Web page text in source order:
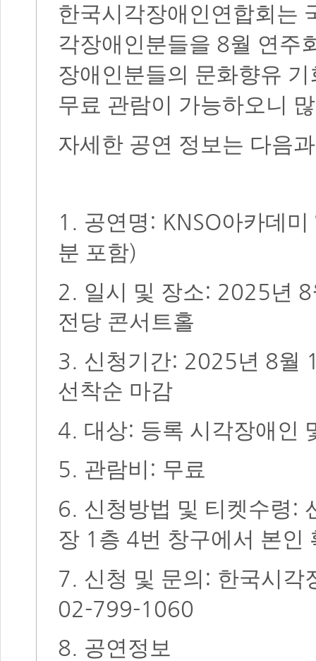
한국시각장애인연합회는
각장애인분들을 8월 연주
장애인분들의 문화향유
무료 관람이 가능하오니
자세한 공연 정보는 다음
1. 공연명 : KNSO아카데미
분 포함)
2. 일시 및 장소: 2025년 8
전당 콘서트홀
3. 신청기간: 2025년 8월
선착순 마감
4. 대상: 등록 시각장애인
5. 관람비 : 무료
6. 신청방법 및 티켓수령 :
장 1 층 4번 창구에서 본인
7. 신청 및 문의 : 한국시각
02-799-1060
8. 공연정보